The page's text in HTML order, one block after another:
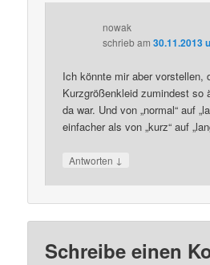
nowak
schriebam30.11.2013
Ich könnte mir aber vorstellen,
Kurzgrößenkleid zumindest so
da war. Und von „normal“ auf
einfacher als von „kurz“ auf
Antworten ↓
Schreibe einen